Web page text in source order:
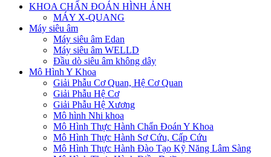
KHOA CHẨN ĐOÁN HÌNH ẢNH
MÁY X-QUANG
Máy siêu âm
Máy siêu âm Edan
Máy siêu âm WELLD
Đầu dò siêu âm không dây
Mô Hình Y Khoa
Giải Phẫu Cơ Quan, Hệ Cơ Quan
Giải Phẫu Hệ Cơ
Giải Phẫu Hệ Xương
Mô hình Nhi khoa
Mô Hình Thực Hành Chẩn Đoán Y Khoa
Mô Hình Thực Hành Sơ Cứu, Cấp Cứu
Mô Hình Thực Hành Đào Tạo Kỹ Năng Lâm Sàng